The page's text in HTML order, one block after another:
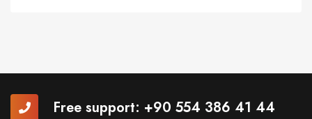
Free support: +90 554 386 41 44